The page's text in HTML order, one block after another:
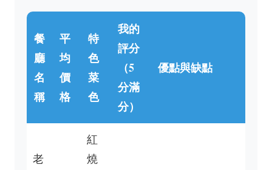
餐
廳
名
稱
平
均
價
格
特
色
菜
色
我的
評分
（5
分滿
分）
優點與缺點
老
紅
燒